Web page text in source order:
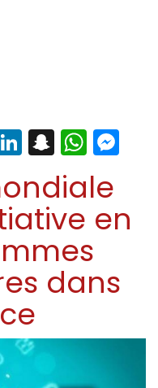
LinkedIn
Snapchat
en
dans